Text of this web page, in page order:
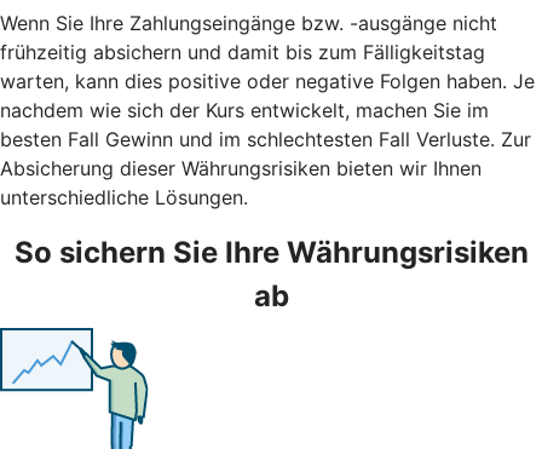
Wenn Sie Ihre Zahlungseingänge bzw. -ausgänge nicht
frühzeitig absichern und damit bis zum Fälligkeitstag
warten, kann dies positive oder negative Folgen haben. Je
nachdem wie sich der Kurs entwickelt, machen Sie im
besten Fall Gewinn und im schlechtesten Fall Verluste. Zur
Absicherung dieser Währungsrisiken bieten wir Ihnen
unterschiedliche Lösungen.
So sichern Sie Ihre Währungsrisiken
ab